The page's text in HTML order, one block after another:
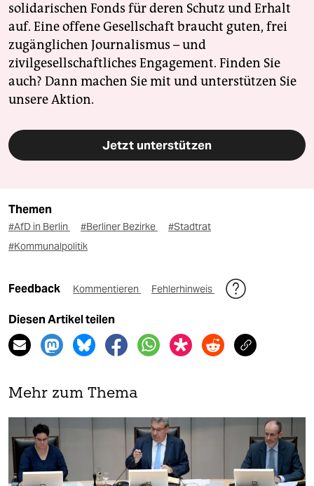
solidarischen Fonds für deren Schutz und Erhalt
auf. Eine offene Gesellschaft braucht guten, frei
zugänglichen Journalismus – und
zivilgesellschaftliches Engagement. Finden Sie
auch? Dann machen Sie mit und unterstützen Sie
unsere Aktion.
Jetzt unterstützen
Themen
#AfD in Berlin #Berliner Bezirke
#Stadtrat
#Kommunalpolitik
Feedback Kommentieren Fehlerhinweis
Diesen Artikel teilen
Mehr zum Thema